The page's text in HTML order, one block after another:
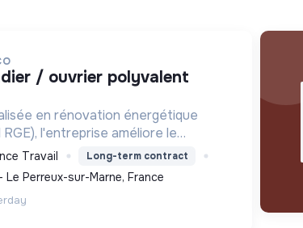
en rénovation énergétique
RGE), l'entreprise améliore le
réduit la consommation et les
de carbone par l'isolation, les
et la ventilation, rendant les ...
Travail Long-term contract
Le Perreux-sur-Marne, France